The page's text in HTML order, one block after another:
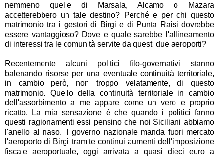
nemmeno quelle di Marsala, Alcamo o Mazara
accetterebbero un tale destino? Perché e per chi questo
matrimonio tra i gestori di Birgi e di Punta Raisi dovrebbe
essere vantaggioso? Dove e quale sarebbe l'allineamento
di interessi tra le comunità servite da questi due aeroporti?
Recentemente alcuni politici filo-governativi stanno
balenando risorse per una eventuale continuità territoriale,
in cambio però, non troppo velatamente, di questo
matrimonio. Quello della continuità territoriale in cambio
dell'assorbimento a me appare come un vero e proprio
ricatto. La mia sensazione è che quando i politici fanno
questi ragionamenti essi pensino che noi Siciliani abbiamo
l'anello al naso. Il governo nazionale manda fuori mercato
l'aeroporto di Birgi tramite continui aumenti dell'imposizione
fiscale aeroportuale, oggi arrivata a quasi dieci euro a